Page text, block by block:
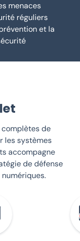
menaces
réguliers
et la
complètes de
les systèmes
accompagne
de défense